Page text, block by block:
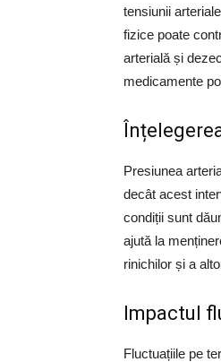
tensiunii
fizice poate
arterială și
medicamente
Presiunea
decât acest
condiții sunt
ajută la
rinichilor și a
Impactul
Fluctuațiile pe